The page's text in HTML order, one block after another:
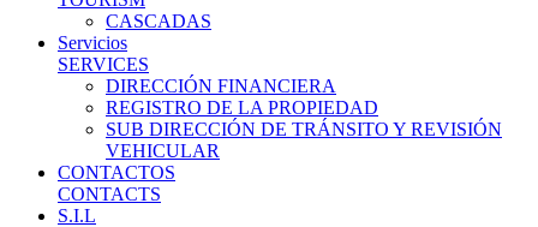
CASCADAS
Servicios
SERVICES
DIRECCIÓN FINANCIERA
REGISTRO DE LA PROPIEDAD
SUB DIRECCIÓN DE TRÁNSITO Y REVISIÓN
VEHICULAR
CONTACTOS
CONTACTS
S.I.L